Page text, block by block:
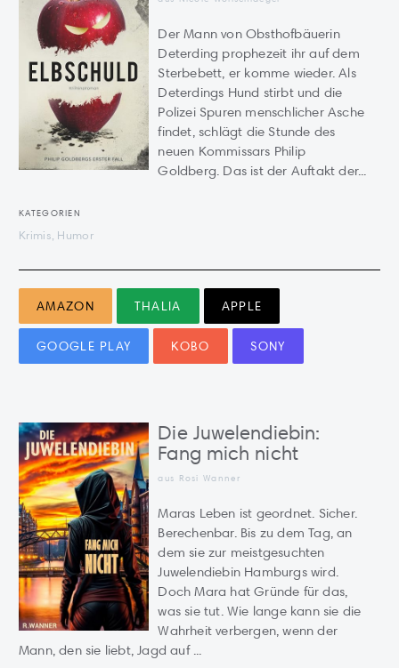
Der Mann von Obsthofbäuerin
Deterding prophezeit ihr auf dem
Sterbebett, er komme wieder. Als
Deterdings Hund stirbt und die
Polizei Spuren menschlicher Asche
findet, schlägt die Stunde des
neuen Kommissars Philip
Goldberg. Das ist der Auftakt der...
KATEGORIEN
Krimis, Humor
AMAZON THALIA APPLE
GOOGLE PLAY KOBO SONY
Die Juwelendiebin:
Fang mich nicht
aus Rosi Wanner
Maras Leben ist geordnet. Sicher.
Berechenbar. Bis zu dem Tag, an
dem sie zur meistgesuchten
Juwelendiebin Hamburgs wird.
Doch Mara hat Gründe für das,
was sie tut. Wie lange kann sie die
Wahrheit verbergen, wenn der
Mann, den sie liebt, Jagd auf ...